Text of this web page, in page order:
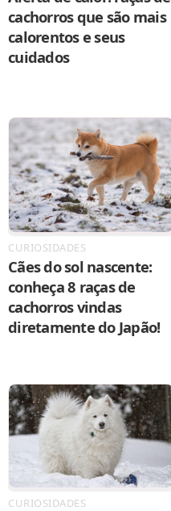
cachorros que são mais
calorentos e seus
cuidados
CURIOSIDADES
Cães do sol nascente:
conheça 8 raças de
cachorros vindas
diretamente do Japão!
CURIOSIDADES